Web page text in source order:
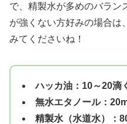
で、精製水が多めのバラン
が強くない方好みの場合は
みてくださいね！
ハッカ油：10～20滴
無水エタノール：
精製水（水道水）：